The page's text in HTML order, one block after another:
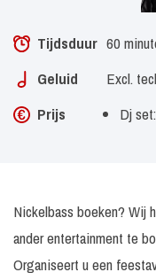
Tijdsduur 60
Geluid
Excl.
Prijs
Dj
Nickelbass boeken? Wij
ander entertainment te
Organiseert u een